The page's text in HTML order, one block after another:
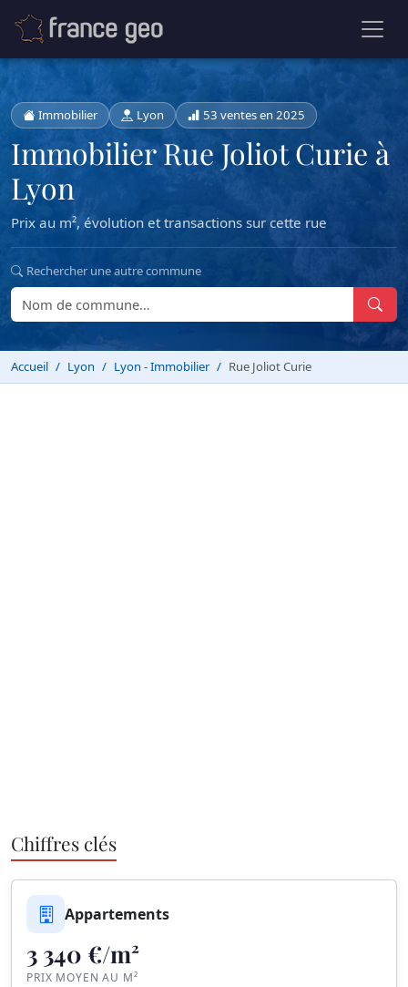
Immobilier Lyon 53 ventes en 2025
Immobilier Rue Joliot Curie à
Lyon
Prix au m², évolution et transactions sur cette rue
Rechercher une autre commune
Accueil Lyon Lyon - Immobilier Rue Joliot Curie
Chiffres clés
Appartements
3 340 €/m²
PRIX MOYEN AU M²